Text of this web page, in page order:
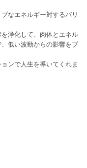
なエネルギー対するバリ
浄化して、肉体とエネル
低い波動からの影響をブ
ンで人生を導いてくれま